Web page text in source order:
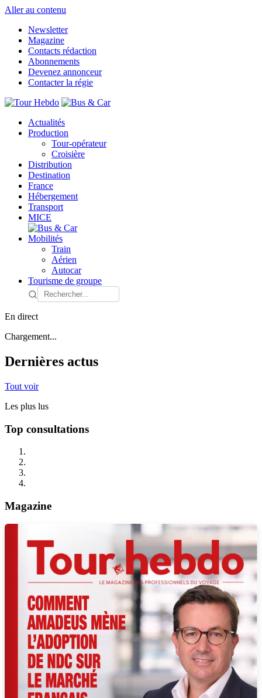
Aller au contenu
Newsletter
Magazine
Contacts rédaction
Abonnements
Devenez annonceur
Contacter la régie
Actualités
Production
Tour-opérateur
Croisière
Distribution
Destination
France
Hébergement
Transport
MICE
Mobilités
Train
Aérien
Autocar
Tourisme de groupe
En direct
Chargement...
Dernières actus
Tout voir
Les plus lus
Top consultations
Magazine